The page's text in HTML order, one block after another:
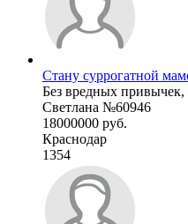
Стану суррогатной
Без вредных привычек,
Светлана №60946
18000000 руб.
Краснодар
1354